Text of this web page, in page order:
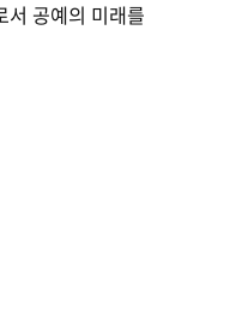
서 공예의 미래를